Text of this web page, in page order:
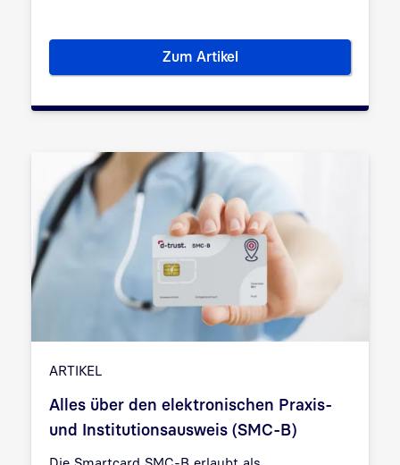
Zum ArtikelBSI zu kryptografischen
ARTIKEL
Alles über den elektronischen Praxis-
und Institutionsausweis (SMC-B)